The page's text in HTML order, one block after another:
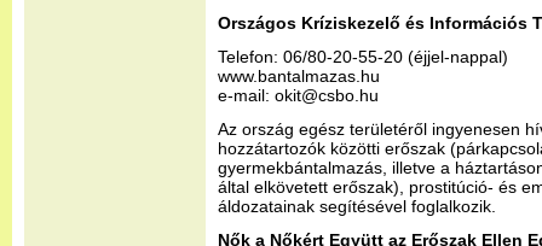
Országos Kríziskezelő és Információs
Telefon: 06/80-20-55-20 (éjjel-nappal)
www.bantalmazas.hu
e-mail: okit@csbo.hu
Az ország egész területéről ingyenesen
hozzátartozók közötti erőszak
gyermekbántalmazás, illetve a
által elkövetett erőszak), prostitúció- és
áldozatainak segítésével foglalkozik.
Nők a Nőkért Együtt az Erőszak Ellen